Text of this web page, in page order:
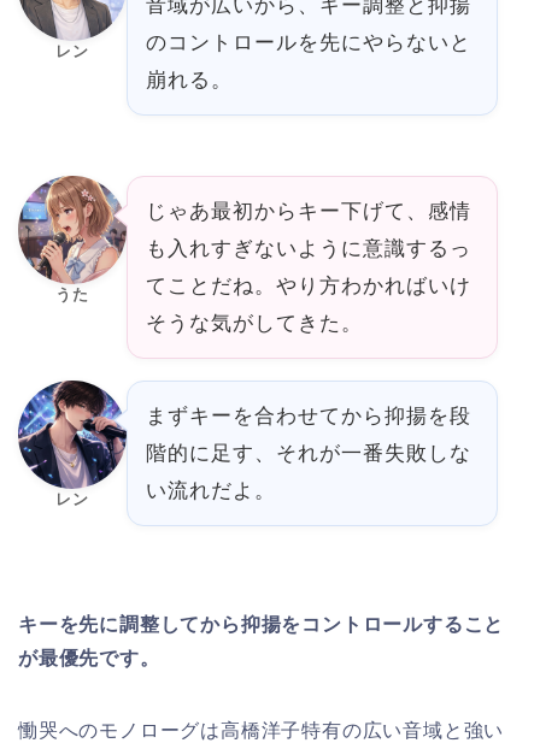
レン
のコントロールを先にやらないと
崩れる。
うた
じゃあ最初からキー下げて、感情
も入れすぎないように意識するっ
てことだね。やり方わかればいけ
そうな気がしてきた。
レン
まずキーを合わせてから抑揚を段
階的に足す、それが一番失敗しな
い流れだよ。
キーを先に調整してから抑揚をコントロールすること
が最優先です。
慟哭へのモノローグは高橋洋子特有の広い音域と強い